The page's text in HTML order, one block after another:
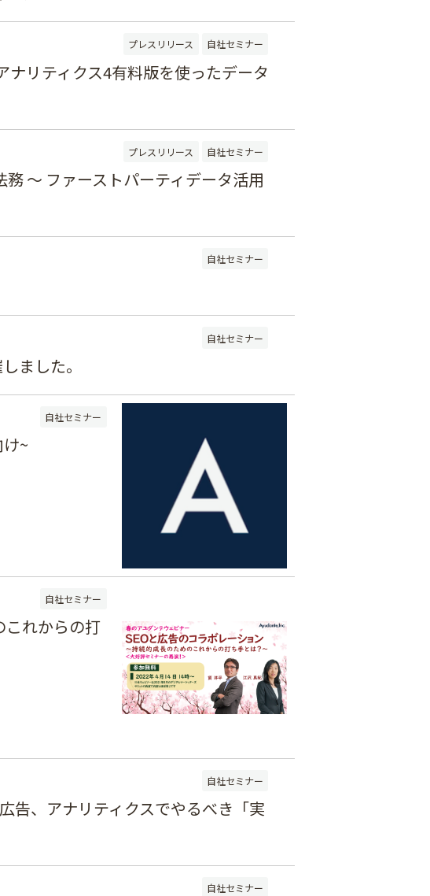
プレスリリース 自社セミナー
リティクス4有料版を使ったデータ
プレスリリース 自社セミナー
〜 ファーストパーティデータ活用
自社セミナー
自社セミナー
ました。
自社セミナー
~
自社セミナー
これからの打
自社セミナー
告、アナリティクスでやるべき「実
自社セミナー